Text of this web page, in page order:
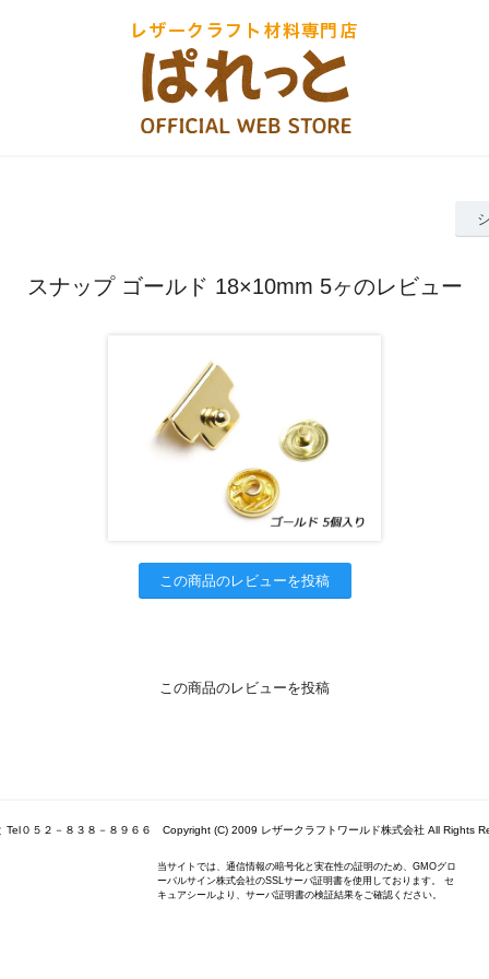
スナップ ゴールド 18×10mm 5ヶのレビュー
この商品のレビューを投稿
この商品のレビューを投稿
Tel０５２－８３８－８９６６ Copyright (C) 2009 レザークラフトワールド株式会社 All Rights
当サイトでは、通信情報の暗号化と実在性の証明のため、GMOグロ
ーバルサイン株式会社のSSLサーバ証明書を使用しております。 セ
キュアシールより、サーバ証明書の検証結果をご確認ください。